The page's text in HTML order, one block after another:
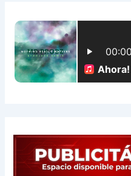
p
r
: